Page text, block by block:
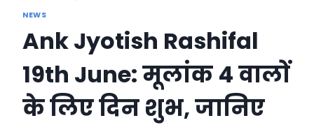
NEWS
Ank Jyotish Rashifal
19th June: मूलांक 4 वालों
के लिए दिन शुभ, जानिए